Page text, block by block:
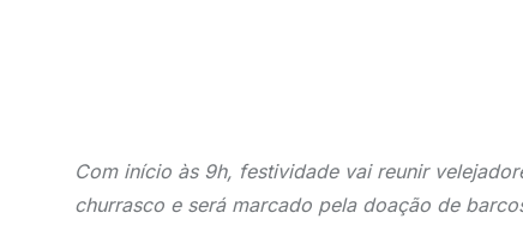
Com início às 9h, festividade vai reunir
churrasco e será marcado pela doação de